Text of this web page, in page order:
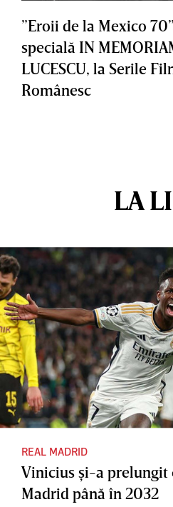
”Eroii de la Mexico
specială IN
LUCESCU, la Serile
Românesc
LA
REAL MADRID
Vinicius şi-a prelungit
Madrid până în 2032